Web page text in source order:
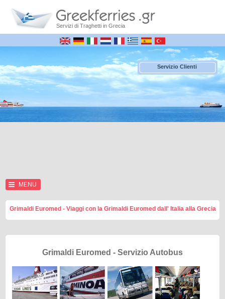
Servizi di Traghetti in Grecia
Servizio Clienti
MENU
Grimaldi Euromed - Viaggi con la Grimaldi Euromed dall' Italia alla Grecia
Grimaldi Euromed - Servizio Autobus